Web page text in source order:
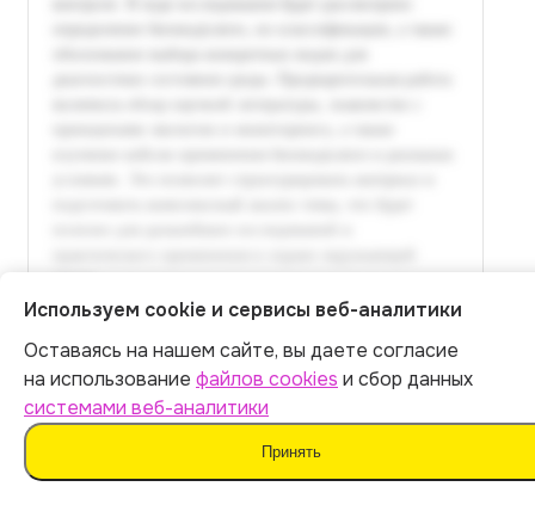
Итог:449р.
Оплатить
Используем cookie и сервисы веб-аналитики
Оставаясь на нашем сайте, вы даете согласие
на использование файлов cookies и сбор данных
системами веб-аналитики
Принять